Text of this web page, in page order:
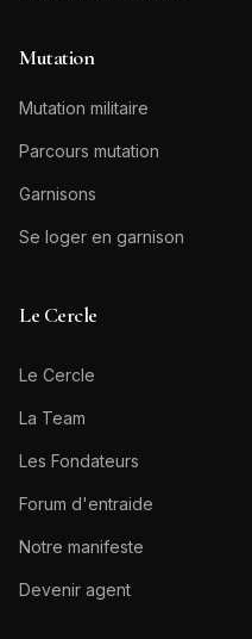
Mutation
Mutation militaire
Parcours mutation
Garnisons
Se loger en garnison
Le Cercle
Le Cercle
La Team
Les Fondateurs
Forum d'entraide
Notre manifeste
Devenir agent